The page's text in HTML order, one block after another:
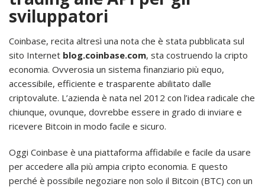
sviluppatori
Coinbase, recita altresì una nota che è stata pubblicata sul
sito Internet blog.coinbase.com, sta costruendo la cripto
economia. Ovverosia un sistema finanziario più equo,
accessibile, efficiente e trasparente abilitato dalle
criptovalute. L’azienda è nata nel 2012 con l’idea radicale che
chiunque, ovunque, dovrebbe essere in grado di inviare e
ricevere Bitcoin in modo facile e sicuro.
Oggi Coinbase è una piattaforma affidabile e facile da usare
per accedere alla più ampia cripto economia. E questo
perché è possibile negoziare non solo il Bitcoin (BTC) con un